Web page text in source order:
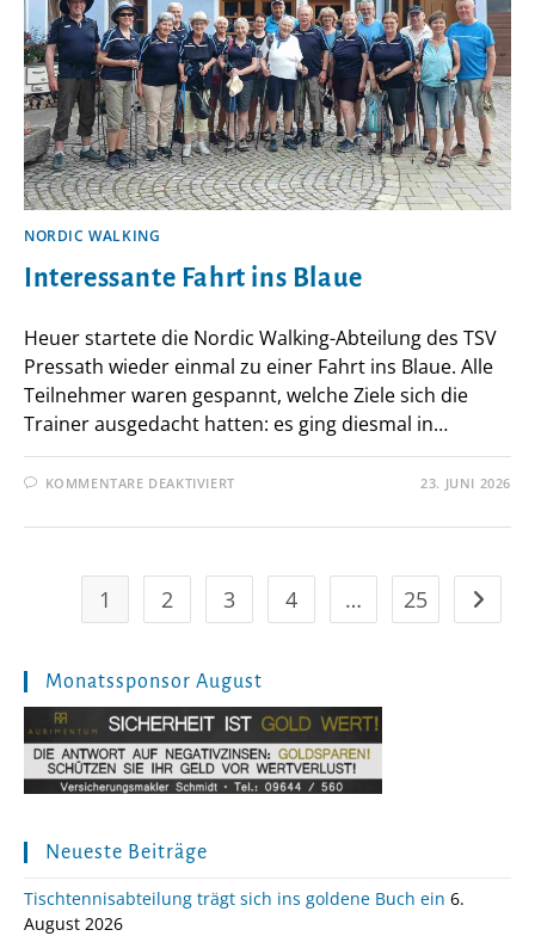
NORDIC WALKING
Interessante Fahrt ins Blaue
Heuer startete die Nordic Walking-Abteilung des TSV
Pressath wieder einmal zu einer Fahrt ins Blaue. Alle
Teilnehmer waren gespannt, welche Ziele sich die
Trainer ausgedacht hatten: es ging diesmal in…
KOMMENTARE DEAKTIVIERTFÜR
INS
23. JUNI 2026
1 2 3 4 … 25 Zur
Monatssponsor August
Neueste Beiträge
Tischtennisabteilung trägt sich ins goldene Buch ein 6.
August 2026